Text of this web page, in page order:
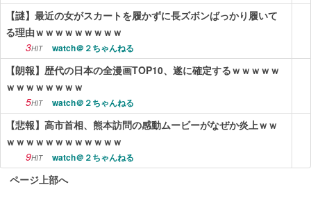
【謎】最近の女がスカートを履かずに長ズボンばっかり履いて
る理由ｗｗｗｗｗｗｗｗｗ
3HIT watch＠２ちゃんねる
【朗報】歴代の日本の全漫画TOP10、遂に確定するｗｗｗｗｗ
ｗｗｗｗｗｗｗｗ
5HIT watch＠２ちゃんねる
【悲報】高市首相、熊本訪問の感動ムービーがなぜか炎上ｗｗ
ｗｗｗｗｗｗｗｗｗｗｗｗ
9HIT watch＠２ちゃんねる
ページ上部へ